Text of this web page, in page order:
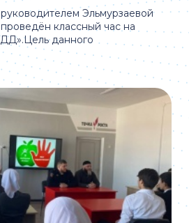
Эльмурзаевой
классный час на
данного